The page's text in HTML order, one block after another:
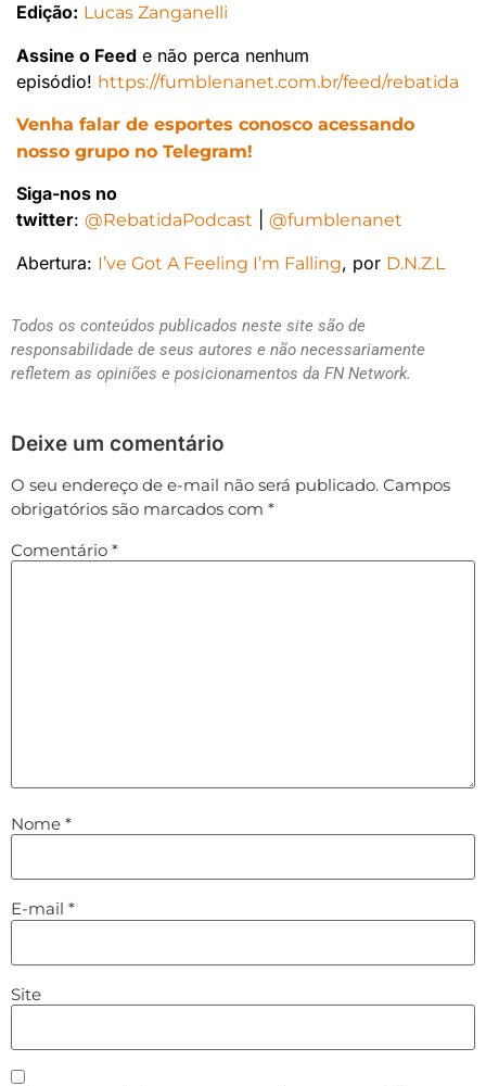
Edição: Lucas Zanganelli
Assine o Feed e não perca nenhum
episódio! https://fumblenanet.com.br/feed/rebatida
Venha falar de esportes conosco acessando
nosso grupo no Telegram!
Siga-nos no
twitter: @RebatidaPodcast @fumblenanet
Abertura: I’ve Got A Feeling I’m Falling, por D.N.Z.L
Todos os conteúdos publicados neste site são de
responsabilidade de seus autores e não necessariamente
refletem as opiniões e posicionamentos da FN Network.
Deixe um comentário
O seu endereço de e-mail não será publicado. Campos
obrigatórios são marcados com *
Comentário *
Nome *
E-mail *
Site